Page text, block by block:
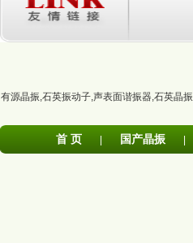
有源晶振,石英振动子,声表面谐振器,石英晶振
首 页 国产晶振